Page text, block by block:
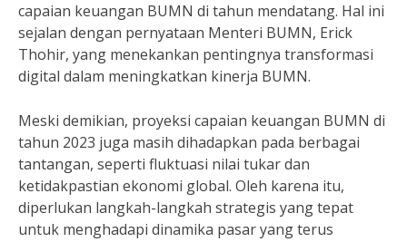
capaian keuangan BUMN di tahun mendatang. Hal ini
sejalan dengan pernyataan Menteri BUMN, Erick
Thohir, yang menekankan pentingnya transformasi
digital dalam meningkatkan kinerja BUMN.
Meski demikian, proyeksi capaian keuangan BUMN di
tahun 2023 juga masih dihadapkan pada berbagai
tantangan, seperti fluktuasi nilai tukar dan
ketidakpastian ekonomi global. Oleh karena itu,
diperlukan langkah-langkah strategis yang tepat
untuk menghadapi dinamika pasar yang terus